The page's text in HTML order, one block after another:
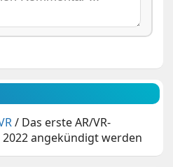
/ Das erste AR/VR-
angekündigt werden